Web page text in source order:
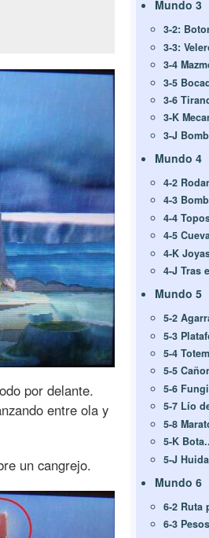
por delante.
entre ola y
un cangrejo.
Mundo 3
3-2:
3-3:
3-4
3-5
3-6
3-K
3-J
Mundo 4
4-2
4-3
4-4
4-5
4-K
4-J Tras
Mundo 5
5-2
5-3
5-4
5-5
5-6
5-7 Lío
5-8
5-K
5-J
Mundo 6
6-2 Ruta
6-3